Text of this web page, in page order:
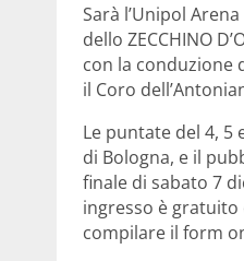
Sarà l’Unipol
dello ZECCHINO
con la conduzione
il Coro
Le puntate del 4, 5
di Bologna, e il
finale di sabato 7
ingresso è
compilare il form